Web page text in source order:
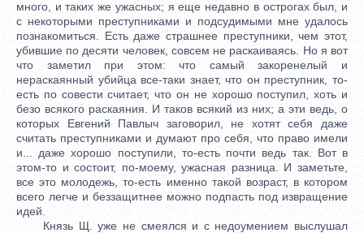
много, и таких же ужасных; я еще недавно в острогах был, и
с некоторыми преступниками и подсудимыми мне удалось
познакомиться. Есть даже страшнее преступники, чем этот,
убившие по десяти человек, совсем не раскаиваясь. Но я вот
что заметил при этом: что самый закоренелый и
нераскаянный убийца все-таки знает, что он преступник, то-
есть по совести считает, что он не хорошо поступил, хоть и
безо всякого раскаяния. И таков всякий из них; а эти ведь, о
которых Евгений Павлыч заговорил, не хотят себя даже
считать преступниками и думают про себя, что право имели
и... даже хорошо поступили, то-есть почти ведь так. Вот в
этом-то и состоит, по-моему, ужасная разница. И заметьте,
все это молодежь, то-есть именно такой возраст, в котором
всего легче и беззащитнее можно подпасть под извращение
идей.
Князь Щ. уже не смеялся и с недоумением выслушал